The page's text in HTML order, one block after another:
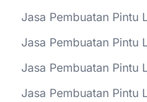
Jasa Pembuatan Pintu
Jasa Pembuatan Pintu
Jasa Pembuatan Pintu
Jasa Pembuatan Pintu